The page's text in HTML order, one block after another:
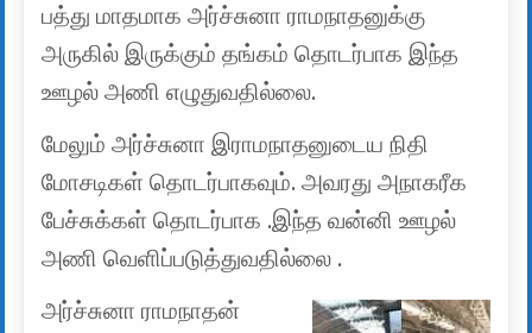
பத்து மாதமாக அர்ச்சுனா ராமநாதனுக்கு
அருகில் இருக்கும் தங்கம் தொடர்பாக இந்த
ஊழல் அணி எழுதுவதில்லை.
மேலும் அர்ச்சுனா இராமநாதனுடைய நிதி
மோசடிகள் தொடர்பாகவும். அவரது அநாகரீக
பேச்சுக்கள் தொடர்பாக .இந்த வன்னி ஊழல்
அணி வெளிப்படுத்துவதில்லை .
அர்ச்சுனா ராமநாதன்